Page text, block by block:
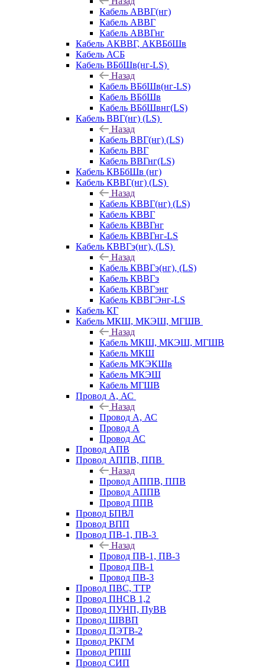
Кабель АВВГ(нг)
Кабель АВВГ
Кабель АВВГнг
Кабель АКВВГ, АКВБбШв
Кабель АСБ
Кабель ВБбШв(нг-LS)
Назад
Кабель ВБбШв(нг-LS)
Кабель ВБбШв
Кабель ВБбШвнг(LS)
Кабель ВВГ(нг) (LS)
Назад
Кабель ВВГ(нг) (LS)
Кабель ВВГ
Кабель ВВГнг(LS)
Кабель КВБбШв (нг)
Кабель КВВГ(нг) (LS)
Назад
Кабель КВВГ(нг) (LS)
Кабель КВВГ
Кабель КВВГнг
Кабель КВВГнг-LS
Кабель КВВГэ(нг), (LS)
Назад
Кабель КВВГэ(нг), (LS)
Кабель КВВГэ
Кабель КВВГэнг
Кабель КВВГЭнг-LS
Кабель КГ
Кабель МКШ, МКЭШ, МГШВ
Назад
Кабель МКШ, МКЭШ, МГШВ
Кабель МКШ
Кабель МКЭКШв
Кабель МКЭШ
Кабель МГШВ
Провод А, АС
Назад
Провод А, АС
Провод А
Провод АС
Провод АПВ
Провод АППВ, ППВ
Назад
Провод АППВ, ППВ
Провод АППВ
Провод ППВ
Провод БПВЛ
Провод ВПП
Провод ПВ-1, ПВ-3
Назад
Провод ПВ-1, ПВ-3
Провод ПВ-1
Провод ПВ-3
Провод ПВС, ТТР
Провод ПНСВ 1,2
Провод ПУНП, ПуВВ
Провод ШВВП
Провод ПЭТВ-2
Провод РКГМ
Провод РПШ
Провод СИП